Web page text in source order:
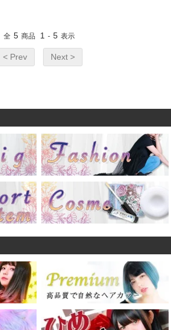
全 5 商品 1 - 5 表示
< Prev Next >